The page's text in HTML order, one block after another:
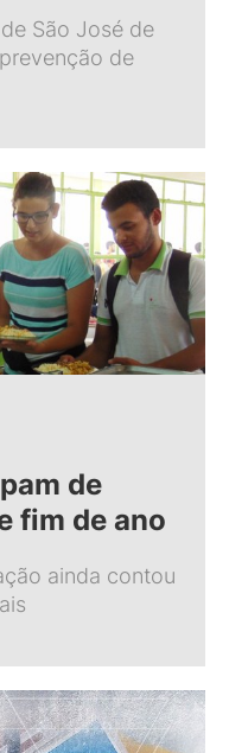
São José de
de
de
fim de ano
ainda contou